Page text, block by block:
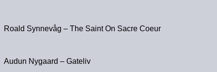
Roald Synnevåg – The Saint On Sacre Coeur
Audun Nygaard – Gateliv